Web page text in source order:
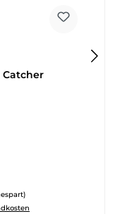
Catcher